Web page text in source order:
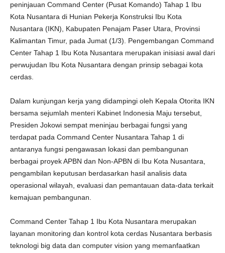
peninjauan Command Center (Pusat Komando) Tahap 1 Ibu
Kota Nusantara di Hunian Pekerja Konstruksi Ibu Kota
Nusantara (IKN), Kabupaten Penajam Paser Utara, Provinsi
Kalimantan Timur, pada Jumat (1/3). Pengembangan Command
Center Tahap 1 Ibu Kota Nusantara merupakan inisiasi awal dari
perwujudan Ibu Kota Nusantara dengan prinsip sebagai kota
cerdas.
Dalam kunjungan kerja yang didampingi oleh Kepala Otorita IKN
bersama sejumlah menteri Kabinet Indonesia Maju tersebut,
Presiden Jokowi sempat meninjau berbagai fungsi yang
terdapat pada Command Center Nusantara Tahap 1 di
antaranya fungsi pengawasan lokasi dan pembangunan
berbagai proyek APBN dan Non-APBN di Ibu Kota Nusantara,
pengambilan keputusan berdasarkan hasil analisis data
operasional wilayah, evaluasi dan pemantauan data-data terkait
kemajuan pembangunan.
Command Center Tahap 1 Ibu Kota Nusantara merupakan
layanan monitoring dan kontrol kota cerdas Nusantara berbasis
teknologi big data dan computer vision yang memanfaatkan